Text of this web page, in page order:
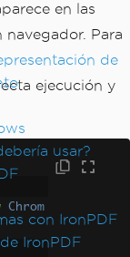
usar?
con IronPDF
IronPDF
en las
Para
de
ejecución y
Chrom